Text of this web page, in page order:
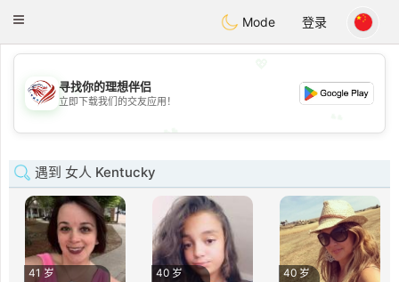
Dating
Toggle
Mode 登录
💖
💕
寻找你的理想伴侣
立即下载我们的交友应用！
遇到 女人 Kentucky
41 岁
40 岁
40 岁